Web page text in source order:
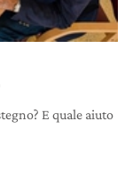
E quale aiuto